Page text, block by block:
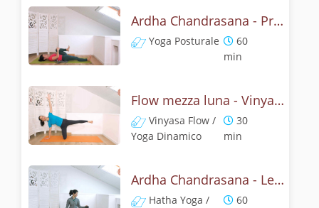
Ardha Chandrasana - Pratica yoga con l'anatomia della mezza luna
Yoga Posturale
60
min
Flow mezza luna - Vinyasa yoga con ardha chandrasana
Vinyasa Flow /
Yoga Dinamico
30
min
Ardha Chandrasana - Lezione yoga con la storia della mezza luna
Hatha Yoga /
60